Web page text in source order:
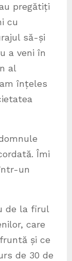
pregătiți
cu
să-și
a veni în
al
înțeles
Îmi
un
de la firul
care
și ce
de 30 de